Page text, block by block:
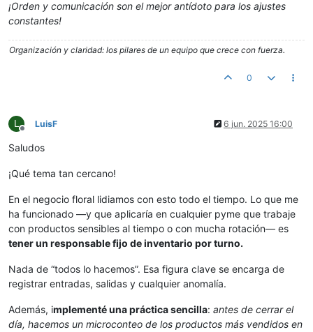
¡Orden y comunicación son el mejor antídoto para los ajustes
constantes!
Organización y claridad: los pilares de un equipo que crece con fuerza.
0
L
Desconectado
LuisF 6 jun. 2025 16:00
Saludos
¡Qué tema tan cercano!
En el negocio floral lidiamos con esto todo el tiempo. Lo que me
ha funcionado —y que aplicaría en cualquier pyme que trabaje
con productos sensibles al tiempo o con mucha rotación— es
tener un responsable fijo de inventario por turno.
Nada de “todos lo hacemos”. Esa figura clave se encarga de
registrar entradas, salidas y cualquier anomalía.
Además, implementé una práctica sencilla: antes de cerrar el
día, hacemos un microconteo de los productos más vendidos en